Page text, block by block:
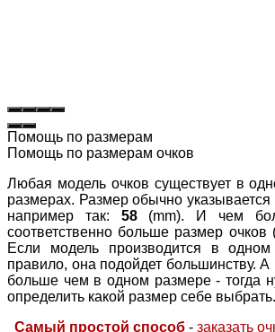
Помощь по размерам
Помощь по размерам очков
Любая модель очков существует в
размерах. Размер обычно
например так: 58(mm). И чем
соответственно больше размер
Если модель производится в
правило, она подойдет большинству. А
больше чем в одном размере - тогда
определить какой размер себе выбрать.
Самый простой способ- заказать